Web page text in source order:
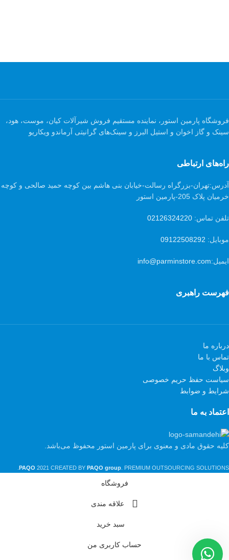
فروشگاه پارمین استور، نماینده مستقیم فروش شیرآلات کیان، موست، هود،
سینک و گاز اخوان و استیل البرز و سینک‌های گرانیتی آرماندو ویکاریو
راه‌های ارتباطی
آدرس:تهران-بزرگراه رسالت-خیابان بنی هاشم بین کوچه حمید صالحی و کوچه
خرمیان پلاک 205-پارمین استور
تلفن تماس: 02126324220
موبایل: 09122508292
ایمیل:info@parminstore.com
فهرست راهبری
درباره ما
تماس با ما
وبلاگ
سیاست حفظ حریم خصوصی
شرایط و ضوابط
اعتماد به ما
کلیه حقوق مادی و معنوی برای پارمین استور محفوظ می‌باشد.
PAQO 2021 CREATED BY PAQO group . PREMIUM OUTSOURCING SOLUTIONS.
فروشگاه
علاقه مندی
سبد خرید
حساب کاربری من